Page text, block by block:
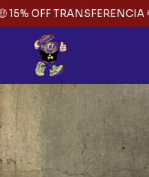
OFF TRANSFERENCIA 💸